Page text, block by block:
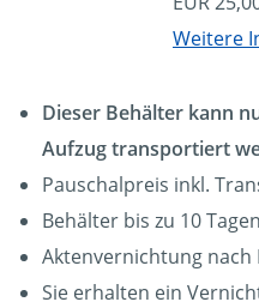
Weitere
Dieser Behälter kann
Aufzug transportiert
Pauschalpreis inkl.
Behälter bis zu 10
Aktenvernichtung nach
Sie erhalten ein